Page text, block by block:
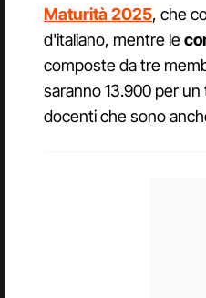
Maturità 2025, che
d'italiano, mentre le
composte da tre
saranno 13.900 per
docenti che sono